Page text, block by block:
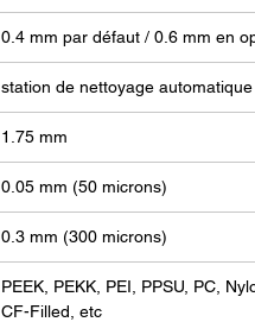
PC, et
aller
0.4 mm par défaut / 0.6 mm en
station de nettoyage automatique
1.75 mm
0.05 mm (50 microns)
0.3 mm (300 microns)
PEEK, PEKK, PEI, PPSU, PC,
CF-Filled, etc